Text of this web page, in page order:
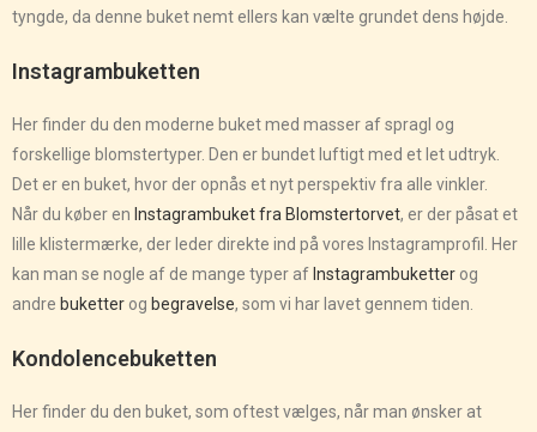
tyngde, da denne buket nemt ellers kan vælte grundet dens højde.
Instagrambuketten
Her finder du den moderne buket med masser af spragl og
forskellige blomstertyper. Den er bundet luftigt med et let udtryk.
Det er en buket, hvor der opnås et nyt perspektiv fra alle vinkler.
Når du køber en Instagrambuket fra Blomstertorvet, er der påsat et
lille klistermærke, der leder direkte ind på vores Instagramprofil. Her
kan man se nogle af de mange typer af Instagrambuketter og
andre buketter og begravelse, som vi har lavet gennem tiden.
Kondolencebuketten
Her finder du den buket, som oftest vælges, når man ønsker at